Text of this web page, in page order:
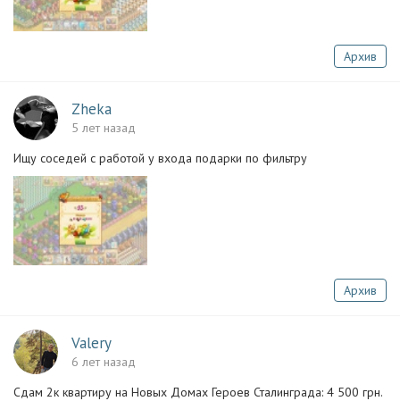
Архив
Zheka
5 лет назад
Ищу соседей с работой у входа подарки по фильтру
Архив
Valery
6 лет назад
Сдам 2к квартиру на Новых Домах Героев Сталинграда: 4 500 грн.